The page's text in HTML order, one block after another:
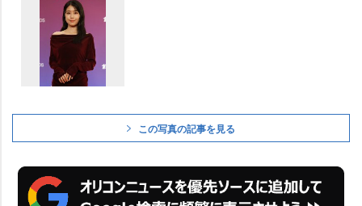
この写真の記事を見る